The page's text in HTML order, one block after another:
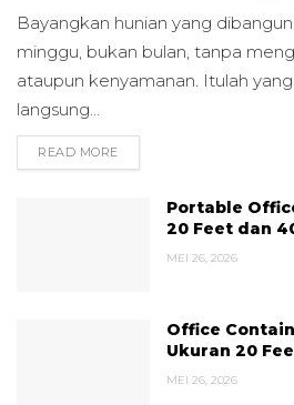
Bayangkan hunian yang
minggu, bukan bulan, tanpa
ataupun kenyamanan. Itulah
langsung...
READ MORE
Portable
20 Feet dan
MEI 26, 2026
Office
Ukuran 20
MEI 26, 2026